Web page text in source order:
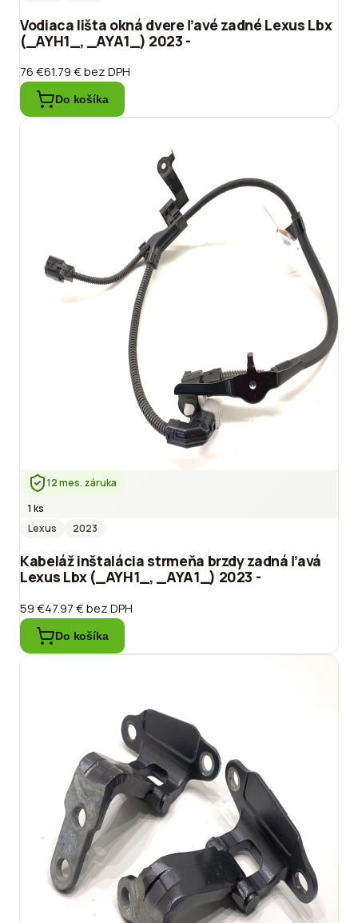
Vodiaca lišta okná dvere ľavé zadné Lexus Lbx
(_AYH1_, _AYA1_) 2023 -
76 €61.79 €bez DPH
Do košíka
12 mes. záruka
1 ks
Lexus
2023
Kabeláž inštalácia strmeňa brzdy zadná ľavá
Lexus Lbx (_AYH1_, _AYA1_) 2023 -
59 €47.97 €bez DPH
Do košíka